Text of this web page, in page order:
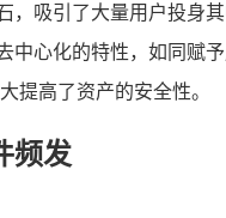
，吸引了大量用户投身
中心化的特性，如同赋
提高了资产的安全性。
频发